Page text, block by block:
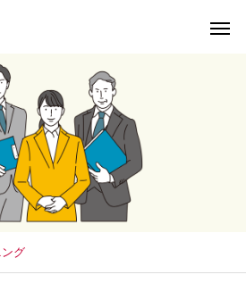
案内
土台 全力禁止のススメ
ング